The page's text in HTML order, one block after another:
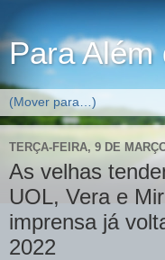
Para Além
TERÇA-FEIRA, 9 DE
As velhas
UOL, Vera e
imprensa já
2022